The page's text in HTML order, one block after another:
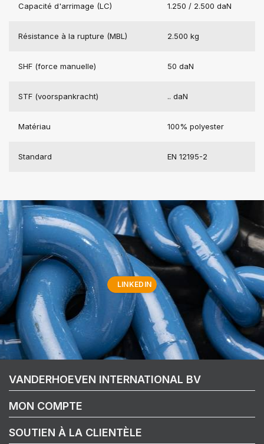
Capacité d'arrimage (LC) 1.250 / 2.500 daN
Résistance à la rupture (MBL) 2.500 kg
SHF (force manuelle) 50 daN
STF (voorspankracht) .. daN
Matériau 100% polyester
Standard EN 12195-2
LINKEDIN
VANDERHOEVEN INTERNATIONAL BV
MON COMPTE
SOUTIEN À LA CLIENTÈLE